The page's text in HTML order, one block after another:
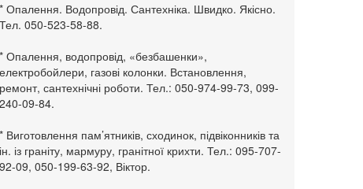
* Опалення. Водопровід. Сантехніка. Швидко. Якісно.
Тел. 050-523-58-88.
* Опалення, водопровід, «безбашенки»,
електробойлери, газові колонки. Встановлення,
ремонт, сантехнічні роботи. Тел.: 050-974-99-73, 099-
240-09-84.
* Виготовлення пам’ятників, сходинок, підвіконників та
ін. із граніту, мармуру, гранітної крихти. Тел.: 095-707-
92-09, 050-199-63-92, Віктор.